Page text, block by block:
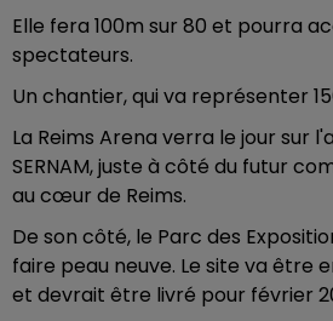
Elle fera 100m sur 80 et pourra
spectateurs.
Un chantier, qui va représenter
La Reims Arena verra le jour sur
SERNAM, juste à côté du futur
au cœur de Reims.
De son côté, le Parc des
faire peau neuve. Le site va être
et devrait être livré pour février